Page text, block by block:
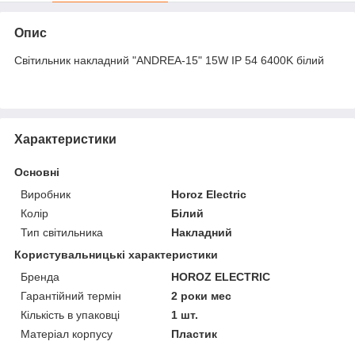
Опис
Світильник накладний "ANDREA-15" 15W IP 54 6400K білий
Характеристики
Основні
Виробник
Horoz Electric
Колір
Білий
Тип світильника
Накладний
Користувальницькі характеристики
Бренда
HOROZ ELECTRIC
Гарантійний термін
2 роки мес
Кількість в упаковці
1 шт.
Матеріал корпусу
Пластик